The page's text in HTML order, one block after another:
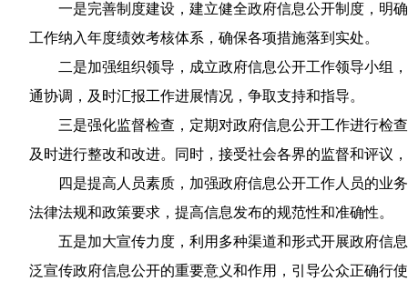
一是完善制度建设，建立健全政府信息公开制度，明
工作纳入年度绩效考核体系，确保各项措施落到实处。
二是加强组织领导，成立政府信息公开工作领导小组
通协调，及时汇报工作进展情况，争取支持和指导。
三是强化监督检查，定期对政府信息公开工作进行检
及时进行整改和改进。同时，接受社会各界的监督和评议
四是提高人员素质，加强政府信息公开工作人员的业
法律法规和政策要求，提高信息发布的规范性和准确性。
五是加大宣传力度，利用多种渠道和形式开展政府信
泛宣传政府信息公开的重要意义和作用，引导公众正确行